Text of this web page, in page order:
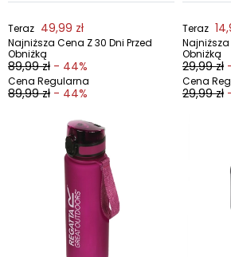
Teraz 49,99 zł
Najniższa Cena Z 30 Dni Przed
Obniżką
89,99 zł - 44%
Cena Regularna
89,99 zł - 44%
Teraz
Najniższa
Obniżką
29,99 zł
Cena
29,99 zł